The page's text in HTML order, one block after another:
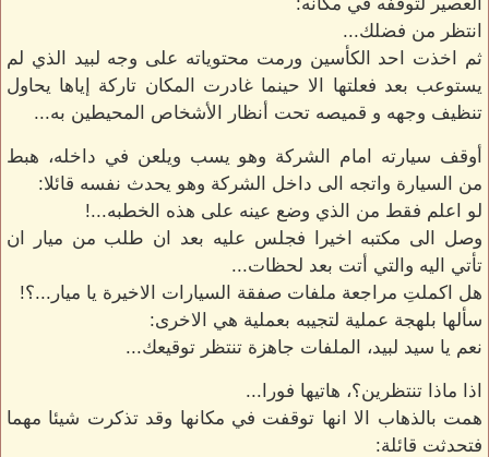
انتظر من فضلك...
ثم اخذت احد الكأسين ورمت محتوياته على وجه لبيد الذي لم
يستوعب بعد فعلتها الا حينما غادرت المكان تاركة إياها يحاول
تنظيف وجهه و قميصه تحت أنظار الأشخاص المحيطين به...
أوقف سيارته امام الشركة وهو يسب ويلعن في داخله، هبط
من السيارة واتجه الى داخل الشركة وهو يحدث نفسه قائلا:
لو اعلم فقط من الذي وضع عينه على هذه الخطبه...!
وصل الى مكتبه اخيرا فجلس عليه بعد ان طلب من ميار ان
تأتي اليه والتي أتت بعد لحظات...
هل اكملتِ مراجعة ملفات صفقة السيارات الاخيرة يا ميار...؟!
سألها بلهجة عملية لتجيبه بعملية هي الاخرى:
نعم يا سيد لبيد، الملفات جاهزة تنتظر توقيعك...
اذا ماذا تنتظرين؟، هاتيها فورا...
همت بالذهاب الا انها توقفت في مكانها وقد تذكرت شيئا مهما
فتحدثت قائلة: